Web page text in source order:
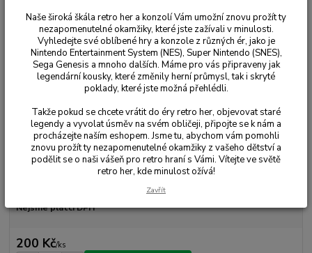
Formula One 04
Ohodnotit produkt
Nejsme plátci DPH
200 Kč/ks
Naše široká škála retro her a konzolí Vám umožní znovu prožít ty
nezapomenutelné okamžiky, které jste zažívali v minulosti.
Vyhledejte své oblíbené hry a konzole z různých ér, jako je
Nintendo Entertainment System (NES), Super Nintendo (SNES),
Sega Genesis a mnoho dalších. Máme pro vás připraveny jak
legendární kousky, které změnily herní průmysl, tak i skryté
poklady, které jste možná přehlédli.
Takže pokud se chcete vrátit do éry retro her, objevovat staré
legendy a vyvolat úsměv na svém obličeji, připojte se k nám a
procházejte naším eshopem. Jsme tu, abychom vám pomohli
znovu prožít ty nezapomenutelné okamžiky z vašeho dětství a
podělit se o naši vášeň pro retro hraní s Vámi. Vítejte ve světě
retro her, kde minulost ožívá!
Zavřít